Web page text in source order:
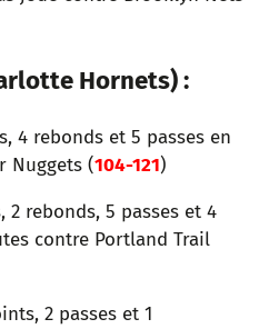
Hornets) :
4 rebonds et 5 passes en
Nuggets (104-121)
2 rebonds, 5 passes et 4
contre Portland Trail
2 passes et 1